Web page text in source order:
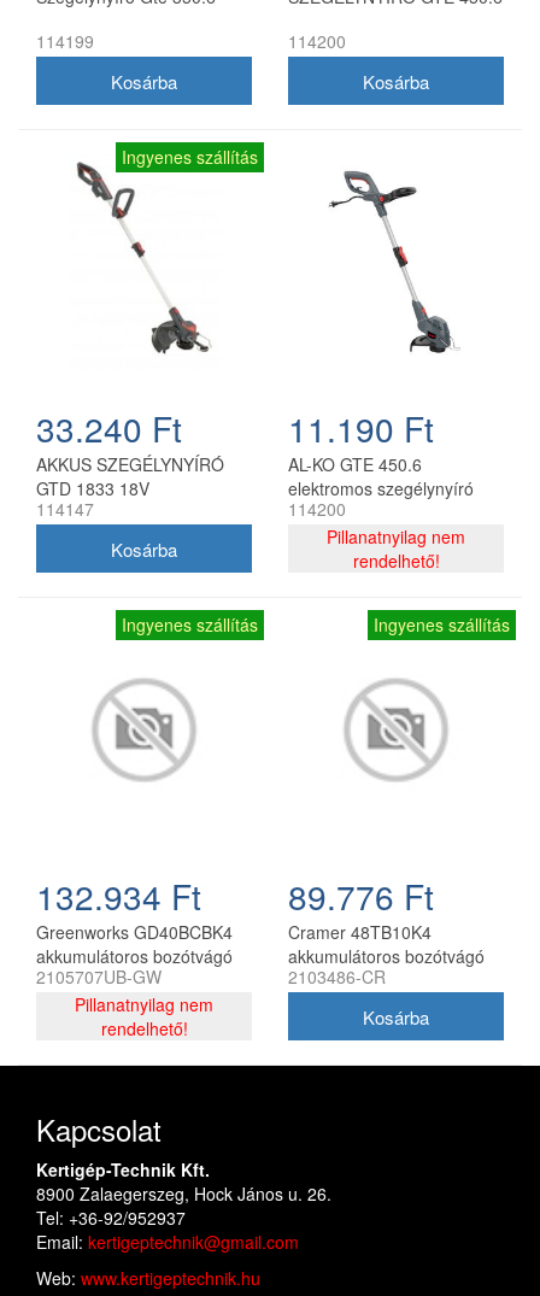
114199
114200
Ingyenes szállítás
33.240 Ft
AKKUS SZEGÉLYNYÍRÓ
GTD 1833 18V
114147
11.190 Ft
AL-KO GTE 450.6
elektromos szegélynyíró
450 W 25 cm
114200
Pillanatnyilag nem
rendelhető!
Ingyenes szállítás
132.934 Ft
Greenworks GD40BCBK4
akkumulátoros bozótvágó
40 V 4 Ah akkumulátorral és
töltővel
2105707UB-GW
Pillanatnyilag nem
rendelhető!
Ingyenes szállítás
89.776 Ft
Cramer 48TB10K4
akkumulátoros bozótvágó
48V kerékpár fogantyúval
2103486-CR
Kapcsolat
Kertigép-Technik Kft.
8900 Zalaegerszeg, Hock János u. 26.
Tel: +36-92/952937
Email: kertigeptechnik@gmail.com
Web: www.kertigeptechnik.hu